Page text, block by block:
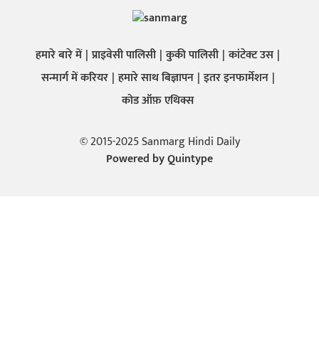
हमारे बारे में प्राइवेसी पालिसी कुकी पालिसी कांटेक्ट उस
सन्मार्ग में करियर हमारे साथ बिज्ञापन इतर इनफार्मेशन
कोड ऑफ़ एथिक्स
© 2015-2025 Sanmarg Hindi Daily
Powered byQuintype